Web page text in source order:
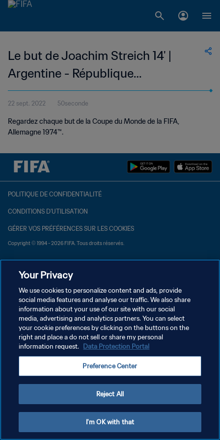
Le but de Joachim Streich 14' |
Argentine - République
Démocratique Allemande | Coupe
du Monde de la FIFA, Allemagne
1974™
22 sept. 2022 50seconde
Regardez chaque but de la Coupe du Monde de la FIFA,
Allemagne 1974™.
POLITIQUE DE CONFIDENTIALITÉ
CONDITIONS D'UTILISATION
GÉRER VOS PRÉFÉRENCES SUR LES COOKIES
Copyright © 1994 - 2026 FIFA. Tous droits réservés.
Your Privacy
We use cookies to personalize content and ads, provide
social media features and analyse our traffic. We also share
information about your use of our site with our social
media, advertising and analytics partners. You can select
your cookie preferences by clicking on the buttons on the
right and place a do not sell or share my personal
information request. Data Protection Portal
Preference Center
Reject All
I'm OK with that